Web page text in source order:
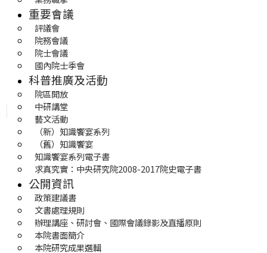
重要會議
評議會
院務會議
院士會議
國內院士季會
科普推廣及活動
院區開放
中研講堂
藝文活動
（新）知識饗宴系列
（舊）知識饗宴
知識饗宴系列電子書
求真究實：中央研究院2008-2017院史電子書
公開資訊
政策建議書
文書處理規則
辦理講座、研討會、國際會議錄影及直播原則
本院書面簡介
本院研究成果選輯